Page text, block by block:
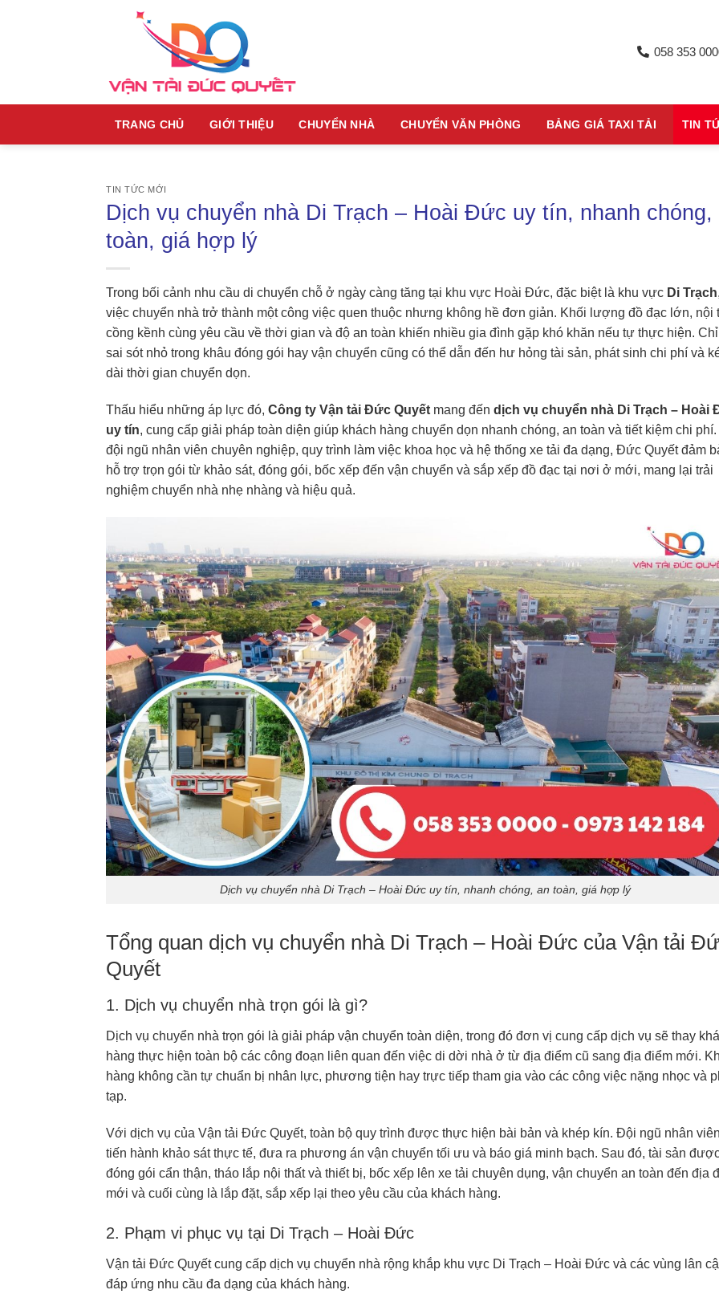
058 353
TRANG CHỦ GIỚI THIỆU CHUYỂN NHÀ CHUYỂN VĂN PHÒNG BẢNG GIÁ TAXI TẢI TIN
TIN TỨC MỚI
Dịch vụ chuyển nhà Di Trạch – Hoài Đức uy tín, nhanh chóng,
toàn, giá hợp lý
Trong bối cảnh nhu cầu di chuyển chỗ ở ngày càng tăng tại khu vực Hoài Đức, đặc biệt là khu vực Di Trạch,
việc chuyển nhà trở thành một công việc quen thuộc nhưng không hề đơn giản. Khối lượng đồ đạc lớn, nội
cồng kềnh cùng yêu cầu về thời gian và độ an toàn khiến nhiều gia đình gặp khó khăn nếu tự thực hiện.
sai sót nhỏ trong khâu đóng gói hay vận chuyển cũng có thể dẫn đến hư hỏng tài sản, phát sinh chi phí và
dài thời gian chuyển dọn.
Thấu hiểu những áp lực đó, Công ty Vận tải Đức Quyết mang đến dịch vụ chuyển nhà Di Trạch – Hoài
uy tín, cung cấp giải pháp toàn diện giúp khách hàng chuyển dọn nhanh chóng, an toàn và tiết kiệm chi
đội ngũ nhân viên chuyên nghiệp, quy trình làm việc khoa học và hệ thống xe tải đa dạng, Đức Quyết đảm
hỗ trợ trọn gói từ khảo sát, đóng gói, bốc xếp đến vận chuyển và sắp xếp đồ đạc tại nơi ở mới, mang lại trải
nghiệm chuyển nhà nhẹ nhàng và hiệu quả.
Dịch vụ chuyển nhà Di Trạch – Hoài Đức uy tín, nhanh chóng, an toàn, giá hợp lý
Tổng quan dịch vụ chuyển nhà Di Trạch – Hoài Đức của Vận tải
Quyết
1. Dịch vụ chuyển nhà trọn gói là gì?
Dịch vụ chuyển nhà trọn gói là giải pháp vận chuyển toàn diện, trong đó đơn vị cung cấp dịch vụ sẽ thay
hàng thực hiện toàn bộ các công đoạn liên quan đến việc di dời nhà ở từ địa điểm cũ sang địa điểm mới.
hàng không cần tự chuẩn bị nhân lực, phương tiện hay trực tiếp tham gia vào các công việc nặng nhọc và
tạp.
Với dịch vụ của Vận tải Đức Quyết, toàn bộ quy trình được thực hiện bài bản và khép kín. Đội ngũ nhân
tiến hành khảo sát thực tế, đưa ra phương án vận chuyển tối ưu và báo giá minh bạch. Sau đó, tài sản
đóng gói cẩn thận, tháo lắp nội thất và thiết bị, bốc xếp lên xe tải chuyên dụng, vận chuyển an toàn đến địa
mới và cuối cùng là lắp đặt, sắp xếp lại theo yêu cầu của khách hàng.
2. Phạm vi phục vụ tại Di Trạch – Hoài Đức
Vận tải Đức Quyết cung cấp dịch vụ chuyển nhà rộng khắp khu vực Di Trạch – Hoài Đức và các vùng lân
đáp ứng nhu cầu đa dạng của khách hàng.